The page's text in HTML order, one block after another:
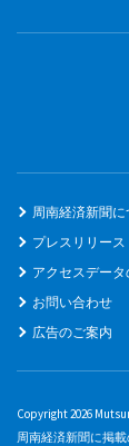
周南経済新聞に
プレスリリー
アクセスデー
お問い合わせ
広告のご案内
Copyright 2026
周南経済新聞に掲